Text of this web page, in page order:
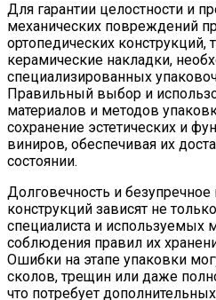
Для гарантии целостности и
механических повреждений
ортопедических конструкций,
керамические накладки,
специализированных
Правильный выбор и
материалов и методов
сохранение эстетических и
виниров, обеспечивая их
состоянии.
Долговечность и
конструкций зависят не
специалиста и используемых
соблюдения правил их
Ошибки на этапе упаковки
сколов, трещин или даже
что потребует